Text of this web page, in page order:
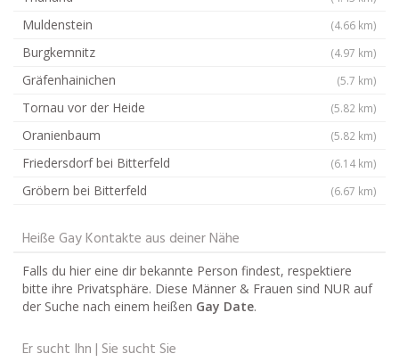
Muldenstein (4.66 km)
Burgkemnitz (4.97 km)
Gräfenhainichen (5.7 km)
Tornau vor der Heide (5.82 km)
Oranienbaum (5.82 km)
Friedersdorf bei Bitterfeld (6.14 km)
Gröbern bei Bitterfeld (6.67 km)
Heiße Gay Kontakte aus deiner Nähe
Falls du hier eine dir bekannte Person findest, respektiere
bitte ihre Privatsphäre. Diese Männer & Frauen sind NUR auf
der Suche nach einem heißen Gay Date.
Er sucht Ihn | Sie sucht Sie